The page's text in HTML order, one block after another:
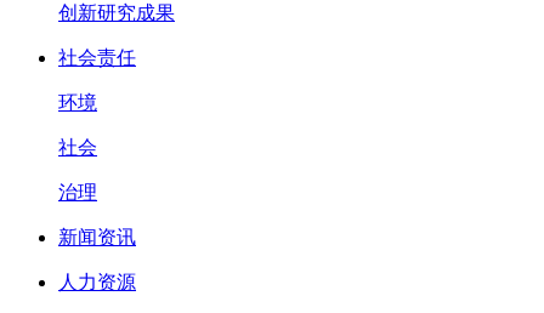
创新研究成果
社会责任
环境
社会
治理
新闻资讯
人力资源